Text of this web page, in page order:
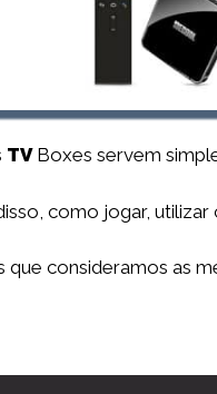
TVBoxes servem
como jogar,
que consideramos as